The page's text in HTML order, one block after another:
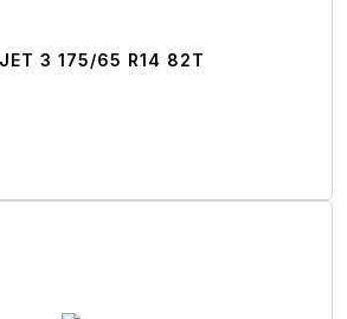
JET 3 175/65 R14 82T